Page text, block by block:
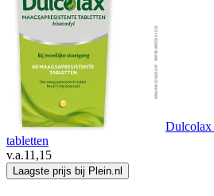
Dulcolax
tabletten
v.a.11,15
Laagste prijs bij Plein.nl